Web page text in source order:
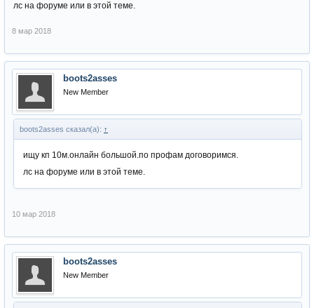
лс на форуме или в этой теме.
8 мар 2018
boots2asses
New Member
boots2asses сказал(а): ↑
ищу кп 10м.онлайн большой.по профам договоримся.
лс на форуме или в этой теме.
10 мар 2018
boots2asses
New Member